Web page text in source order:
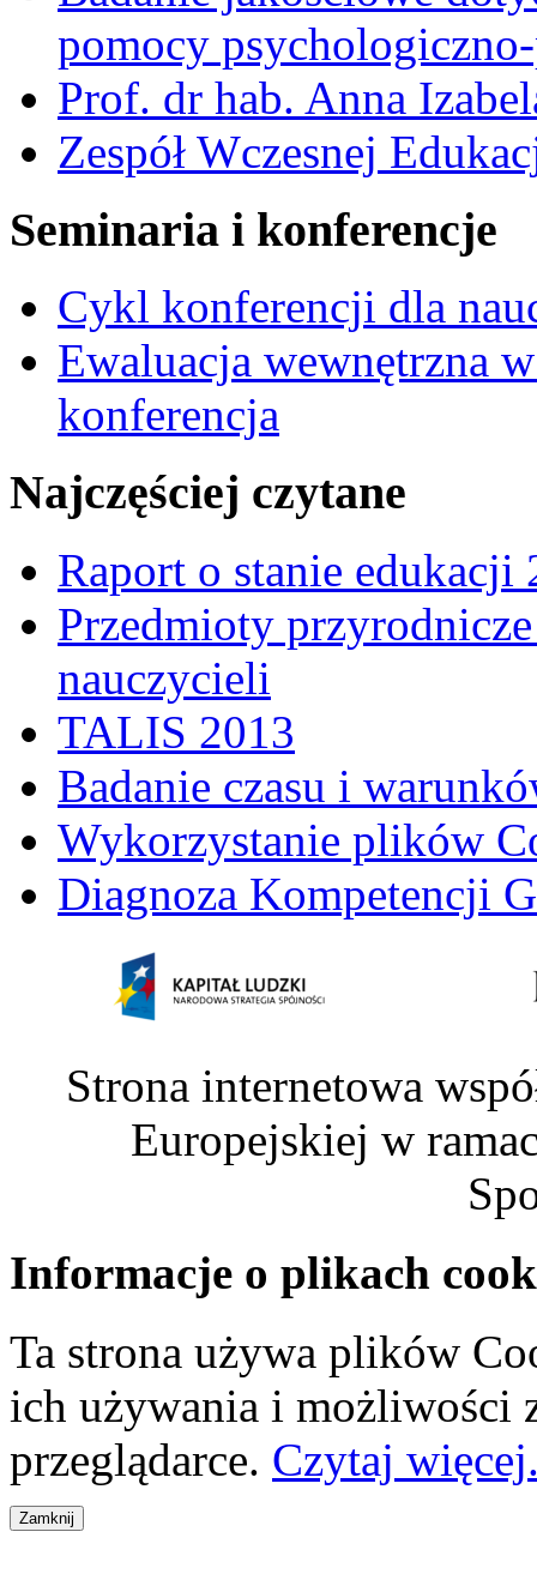
pomocy
Prof. dr hab. Anna
Zespół Wczesnej
Seminaria i konferencje
Cykl konferencji dla
Ewaluacja wewnętrzna
konferencja
Najczęściej czytane
Raport o stanie edukacji
Przedmioty
nauczycieli
TALIS 2013
Badanie czasu i
Wykorzystanie plików
Diagnoza Kompetencji
Strona internetowa
Europejskiej w
Informacje o plikach
Ta strona używa plików
ich używania i możliwości
przeglądarce. Czytaj